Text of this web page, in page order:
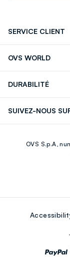
SERVICE CLIENT
OVS WORLD
DURABILITÉ
SUIVEZ-NOUS
YoutubeOVS S.p.A,